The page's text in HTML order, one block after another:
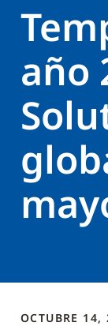
año
OCTUBRE 14,